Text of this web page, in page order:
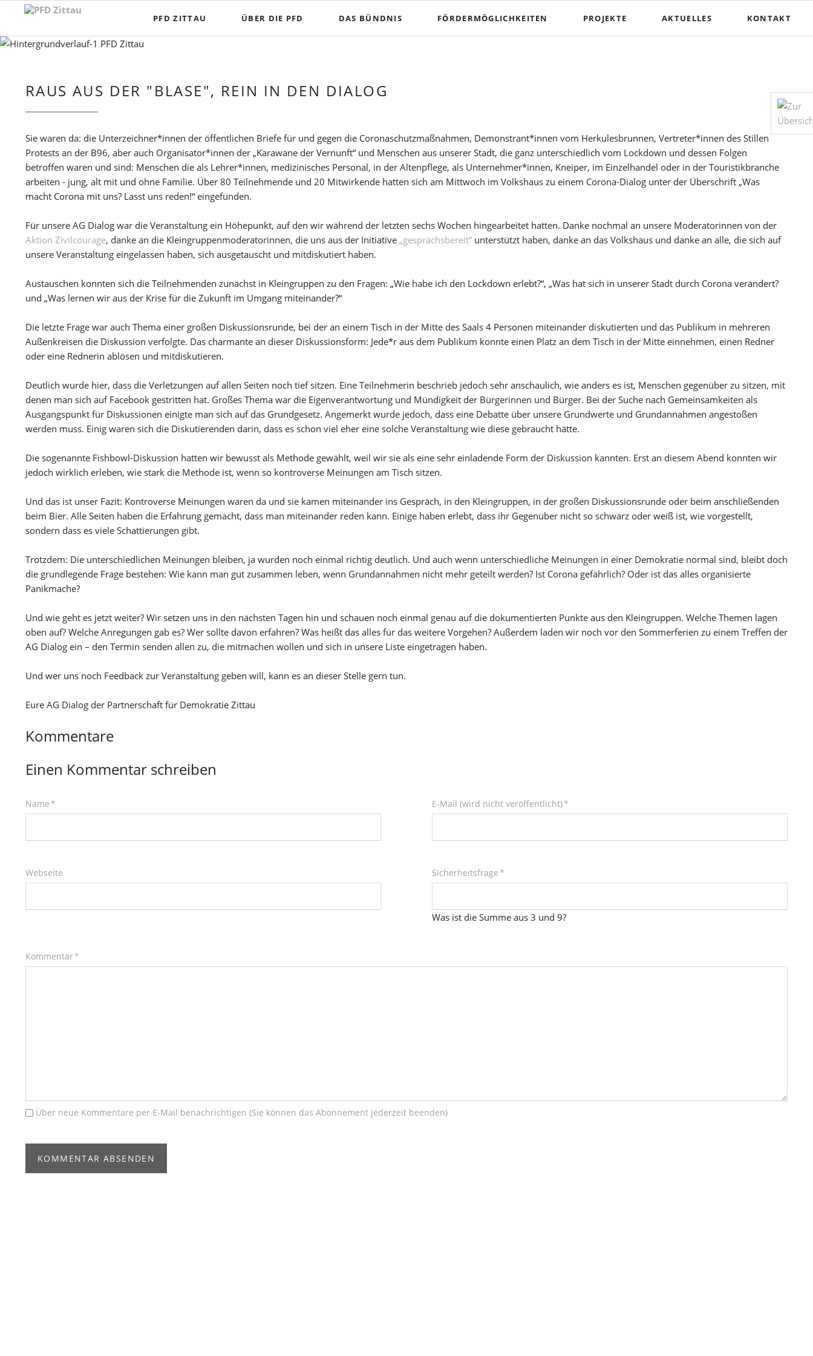
überspringen
PFD ZITTAU ÜBER DIE PFD DAS BÜNDNIS FÖRDERMÖGLICHKEITEN PROJEKTE AKTUELLES KONTAKT
RAUS AUS DER "BLASE", REIN IN DEN DIALOG
Sie waren da: die Unterzeichner*innen der öffentlichen Briefe für und gegen die Coronaschutzmaßnahmen, Demonstrant*innen vom Herkulesbrunnen, Vertreter*innen des Stillen
Protests an der B96, aber auch Organisator*innen der „Karawane der Vernunft“ und Menschen aus unserer Stadt, die ganz unterschiedlich vom Lockdown und dessen Folgen
betroffen waren und sind: Menschen die als Lehrer*innen, medizinisches Personal, in der Altenpflege, als Unternehmer*innen, Kneiper, im Einzelhandel oder in der Touristikbranche
arbeiten - jung, alt mit und ohne Familie. Über 80 Teilnehmende und 20 Mitwirkende hatten sich am Mittwoch im Volkshaus zu einem Corona-Dialog unter der Überschrift „Was
macht Corona mit uns? Lasst uns reden!“ eingefunden.
Für unsere AG Dialog war die Veranstaltung ein Höhepunkt, auf den wir während der letzten sechs Wochen hingearbeitet hatten. Danke nochmal an unsere Moderatorinnen von der
Aktion Zivilcourage, danke an die Kleingruppenmoderatorinnen, die uns aus der Initiative „gesprächsbereit“ unterstützt haben, danke an das Volkshaus und danke an alle, die sich auf
unsere Veranstaltung eingelassen haben, sich ausgetauscht und mitdiskutiert haben.
Austauschen konnten sich die Teilnehmenden zunächst in Kleingruppen zu den Fragen: „Wie habe ich den Lockdown erlebt?“, „Was hat sich in unserer Stadt durch Corona verändert?
und „Was lernen wir aus der Krise für die Zukunft im Umgang miteinander?“
Die letzte Frage war auch Thema einer großen Diskussionsrunde, bei der an einem Tisch in der Mitte des Saals 4 Personen miteinander diskutierten und das Publikum in mehreren
Außenkreisen die Diskussion verfolgte. Das charmante an dieser Diskussionsform: Jede*r aus dem Publikum konnte einen Platz an dem Tisch in der Mitte einnehmen, einen Redner
oder eine Rednerin ablösen und mitdiskutieren.
Deutlich wurde hier, dass die Verletzungen auf allen Seiten noch tief sitzen. Eine Teilnehmerin beschrieb jedoch sehr anschaulich, wie anders es ist, Menschen gegenüber zu sitzen, mit
denen man sich auf Facebook gestritten hat. Großes Thema war die Eigenverantwortung und Mündigkeit der Bürgerinnen und Bürger. Bei der Suche nach Gemeinsamkeiten als
Ausgangspunkt für Diskussionen einigte man sich auf das Grundgesetz. Angemerkt wurde jedoch, dass eine Debatte über unsere Grundwerte und Grundannahmen angestoßen
werden muss. Einig waren sich die Diskutierenden darin, dass es schon viel eher eine solche Veranstaltung wie diese gebraucht hätte.
Die sogenannte Fishbowl-Diskussion hatten wir bewusst als Methode gewählt, weil wir sie als eine sehr einladende Form der Diskussion kannten. Erst an diesem Abend konnten wir
jedoch wirklich erleben, wie stark die Methode ist, wenn so kontroverse Meinungen am Tisch sitzen.
Und das ist unser Fazit: Kontroverse Meinungen waren da und sie kamen miteinander ins Gespräch, in den Kleingruppen, in der großen Diskussionsrunde oder beim anschließenden
beim Bier. Alle Seiten haben die Erfahrung gemacht, dass man miteinander reden kann. Einige haben erlebt, dass ihr Gegenüber nicht so schwarz oder weiß ist, wie vorgestellt,
sondern dass es viele Schattierungen gibt.
Trotzdem: Die unterschiedlichen Meinungen bleiben, ja wurden noch einmal richtig deutlich. Und auch wenn unterschiedliche Meinungen in einer Demokratie normal sind, bleibt doch
die grundlegende Frage bestehen: Wie kann man gut zusammen leben, wenn Grundannahmen nicht mehr geteilt werden? Ist Corona gefährlich? Oder ist das alles organisierte
Panikmache?
Und wie geht es jetzt weiter? Wir setzen uns in den nächsten Tagen hin und schauen noch einmal genau auf die dokumentierten Punkte aus den Kleingruppen. Welche Themen lagen
oben auf? Welche Anregungen gab es? Wer sollte davon erfahren? Was heißt das alles für das weitere Vorgehen? Außerdem laden wir noch vor den Sommerferien zu einem Treffen der
AG Dialog ein – den Termin senden allen zu, die mitmachen wollen und sich in unsere Liste eingetragen haben.
Und wer uns noch Feedback zur Veranstaltung geben will, kann es an dieser Stelle gern tun.
Eure AG Dialog der Partnerschaft für Demokratie Zittau
Kommentare
Einen Kommentar schreiben
Pflichtfeld
Name* Pflichtfeld
E-Mail (wird nicht veröffentlicht)*
Webseite Pflichtfeld
Sicherheitsfrage*
Was ist die Summe aus 3 und 9?
Pflichtfeld
Kommentar*
Über neue Kommentare per E-Mail benachrichtigen (Sie können das Abonnement jederzeit beenden)
KOMMENTAR ABSENDEN